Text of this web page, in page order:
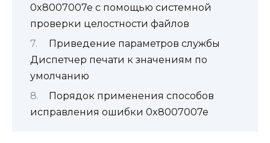
0x8007007e с помощью системной
проверки целостности файлов
Приведение параметров службы
Диспетчер печати к значениям по
умолчанию
Порядок применения способов
исправления ошибки 0x8007007e